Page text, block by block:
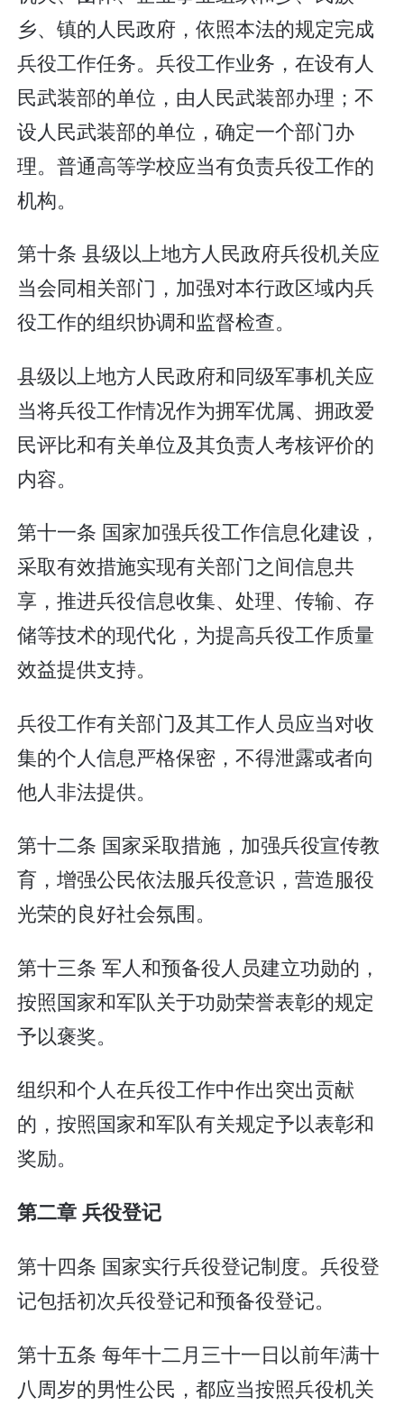
乡、镇的人民政府，依照本法的规定完成
兵役工作任务。兵役工作业务，在设有人
民武装部的单位，由人民武装部办理；不
设人民武装部的单位，确定一个部门办
理。普通高等学校应当有负责兵役工作的
机构。
第十条 县级以上地方人民政府兵役机关应
当会同相关部门，加强对本行政区域内兵
役工作的组织协调和监督检查。
县级以上地方人民政府和同级军事机关应
当将兵役工作情况作为拥军优属、拥政爱
民评比和有关单位及其负责人考核评价的
内容。
第十一条 国家加强兵役工作信息化建设，
采取有效措施实现有关部门之间信息共
享，推进兵役信息收集、处理、传输、存
储等技术的现代化，为提高兵役工作质量
效益提供支持。
兵役工作有关部门及其工作人员应当对收
集的个人信息严格保密，不得泄露或者向
他人非法提供。
第十二条 国家采取措施，加强兵役宣传教
育，增强公民依法服兵役意识，营造服役
光荣的良好社会氛围。
第十三条 军人和预备役人员建立功勋的，
按照国家和军队关于功勋荣誉表彰的规定
予以褒奖。
组织和个人在兵役工作中作出突出贡献
的，按照国家和军队有关规定予以表彰和
奖励。
第二章 兵役登记
第十四条 国家实行兵役登记制度。兵役登
记包括初次兵役登记和预备役登记。
第十五条 每年十二月三十一日以前年满十
八周岁的男性公民，都应当按照兵役机关